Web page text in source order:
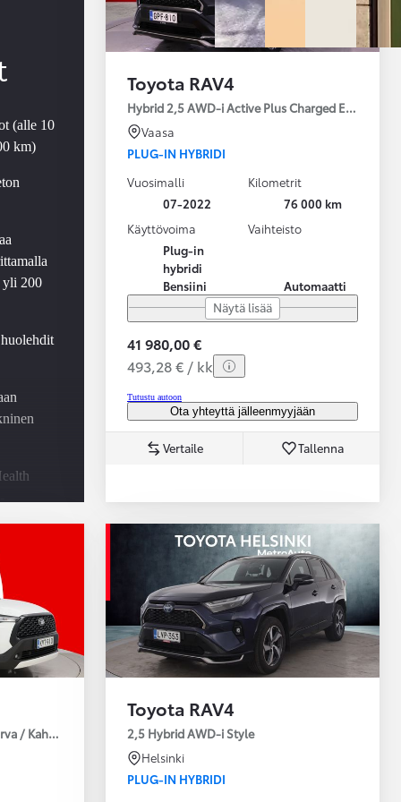
(alle 10
km)
yli 200
-
Toyota RAV4
Hybrid 2,5 AWD-i Active Plus Charged Edition
Vaasa
PLUG-IN HYBRIDI
Vuosimalli
07-2022
Kilometrit
76 000 km
Käyttövoima
Plug-in
hybridi
Bensiini
Vaihteisto
Automaatti
Näytä lisää
41 980,00 €
493,28 € / kk
Tutustu autoon
Ota yhteyttä jälleenmyyjään
Vertaile Tallenna
/ Kahdet Renkaat / Huoltokirja / Moottorinlämmitin!
Toyota RAV4
2,5 Hybrid AWD-i Style
Helsinki
PLUG-IN HYBRIDI